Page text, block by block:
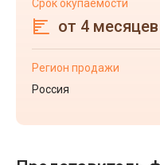
Срок окупаемости
от 4 месяцев
Регион продажи
Россия